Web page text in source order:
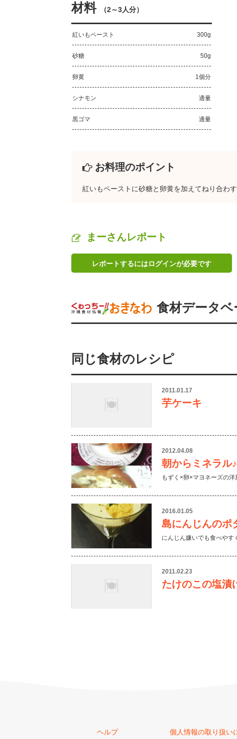
材料 （2～3人分）
紅いもペースト 300g
砂糖 50g
卵黄 1個分
シナモン 適量
黒ゴマ 適量
お料理のポイント
紅いもペーストに砂糖と卵黄を加えてねり合わす
まーさんレポート
レポートするにはログインが必要です
食材データベ
同じ食材のレシピ
2011.01.17
芋ケーキ
2012.04.08
朝からミネラル
もずく×卵×マヨネーズの洋
2016.01.05
島にんじんのポ
にんじん嫌いでも食べやす
2011.02.23
たけのこの塩漬
ヘルプ 個人情報の取り扱い